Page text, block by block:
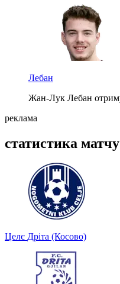
Лебан
Жан-Лук Лебан
реклама
статистика матчу
Целє Дріта (Косово)